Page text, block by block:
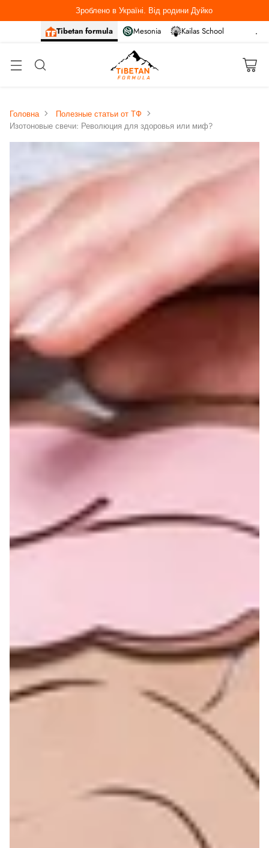
Tibetan formula Mesonia Kailas School
Зроблено в Україні. Від родини Дуйко
Головна
Полезные статьи от ТФ
Изотоновые свечи: Революция для здоровья или миф?